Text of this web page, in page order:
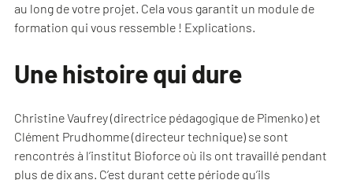
au long de votre projet. Cela vous garantit un module de
formation qui vous ressemble ! Explications.
Une histoire qui dure
Christine Vaufrey (directrice pédagogique de Pimenko) et
Clément Prudhomme (directeur technique) se sont
rencontrés à l’institut Bioforce où ils ont travaillé pendant
plus de dix ans. C’est durant cette période qu’ils